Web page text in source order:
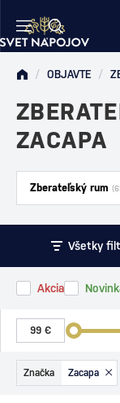
/ OBJAVTE /
ZACAPA
Zberateľský rum
Všetky
Akcia
Značka Zacapa